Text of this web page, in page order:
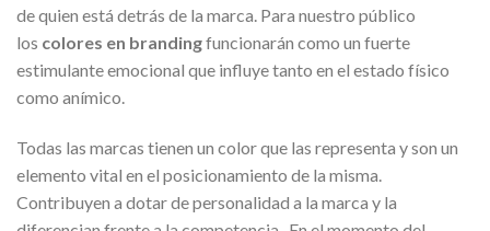
de quien está detrás de la marca. Para nuestro público
los colores en brandingfuncionarán como un fuerte
estimulante emocional que influye tanto en el estado físico
como anímico.
Todas las marcas tienen un color que las representa y son un
elemento vital en el posicionamiento de la misma.
Contribuyen a dotar de personalidad a la marca y la